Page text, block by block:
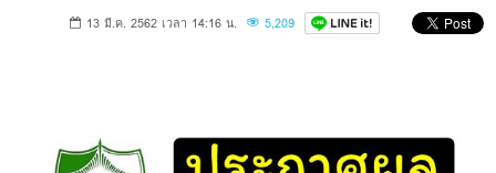
13 มี.ค. 2562 เวลา 14:16 น. 5,209